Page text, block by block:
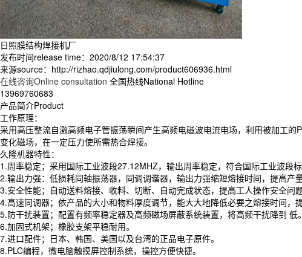
日照膜结构焊接机厂
发布时间release time：2020/8/12 17:54:37
来源source：http://rizhao.qdjiulong.com/product606936.html
在线咨询Online consultation 全国热线National Hotline
13969760683
产品简介Product
工作原理：
采用高压整流自激高频电子管振荡瞬间产生高频电磁波电流电场，利用被加工
变化磁场，在一定压力使所需热合焊接。
久隆机器特性：
1.周率稳定；采用国际工业波段27.12MHZ，输出周率稳定，符合国际工业波段标
2.输出力强：低损耗同轴振荡器，同调调谐器，输出力强缩短熔接时间，提高产量
3.安全性能；自动送料熔接、收料、切断、自动完成状态，提高工人操作安全问题
4.高速同调器；依产品的大小和物料厚度调节，能大大地降低必要之熔接时间，
5.防干扰装置；配置有频率稳定器及高频磁场屏蔽系统装置，将高频干扰降到 低。
6.加固式机架；橡胶支架平稳耐用。
7.进口配件；日本、韩国、美国以及台湾的正品电子原件。
8.PLC编程，微电脑触摸屏控制系统，操控方便快捷。